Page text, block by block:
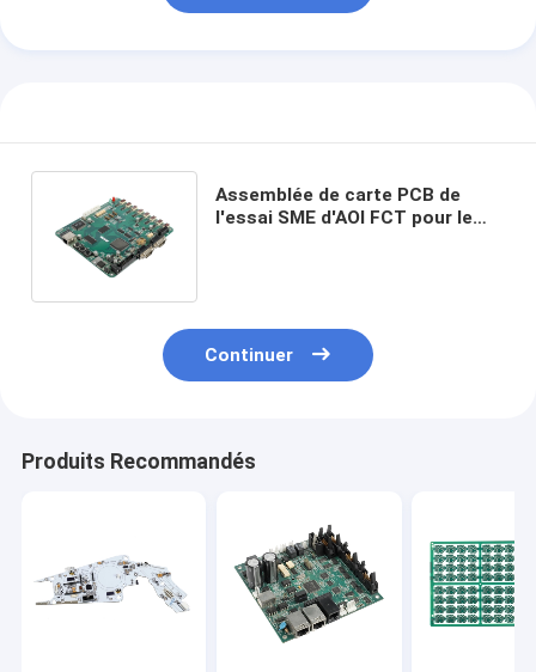
Assemblée de carte PCB de
l'essai SME d'AOI FCT pour le
Continuer
Produits Recommandés